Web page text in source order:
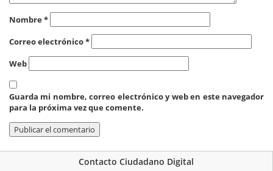
Nombre*
Correo electrónico*
Web
Guarda mi nombre, correo electrónico y web en este navegador
para la próxima vez que comente.
Contacto Ciudadano Digital